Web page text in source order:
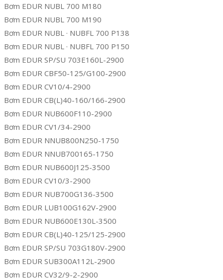
Bơm EDUR NUBL 700 M180
Bơm EDUR NUBL 700 M190
Bơm EDUR NUBL · NUBFL 700 P138
Bơm EDUR NUBL · NUBFL 700 P150
Bơm EDUR SP/SU 703E160L-2900
Bơm EDUR CBF50-125/G100-2900
Bơm EDUR CV10/4-2900
Bơm EDUR CB(L)40-160/166-2900
Bơm EDUR NUB600F110-2900
Bơm EDUR CV1/34-2900
Bơm EDUR NNUB800N250-1750
Bơm EDUR NNUB700165-1750
Bơm EDUR NUB600J125-3500
Bơm EDUR CV10/3-2900
Bơm EDUR NUB700G136-3500
Bơm EDUR LUB100G162V-2900
Bơm EDUR NUB600E130L-3500
Bơm EDUR CB(L)40-125/125-2900
Bơm EDUR SP/SU 703G180V-2900
Bơm EDUR SUB300A112L-2900
Bơm EDUR CV32/9-2-2900